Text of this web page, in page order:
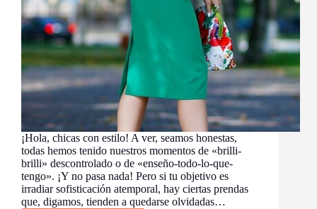
¡Hola, chicas con estilo! A ver, seamos honestas,
todas hemos tenido nuestros momentos de «brilli-
brilli» descontrolado o de «enseño-todo-lo-que-
tengo». ¡Y no pasa nada! Pero si tu objetivo es
irradiar sofisticación atemporal, hay ciertas prendas
que, digamos, tienden a quedarse olvidadas…